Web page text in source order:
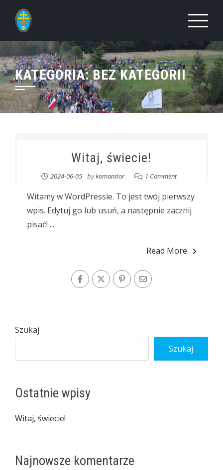
content
KATEGORIA:BEZ KATEGORII
Witaj, świecie!
2024-06-05 bykomandor 1 Comment
Witamy w WordPressie. To jest twój pierwszy
wpis. Edytuj go lub usuń, a następnie zacznij
pisać! ...
Read More
Szukaj
Szukaj
Ostatnie wpisy
Witaj, świecie!
Najnowsze komentarze